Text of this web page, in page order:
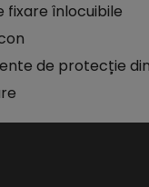
fixare înlocuibile
de protecție